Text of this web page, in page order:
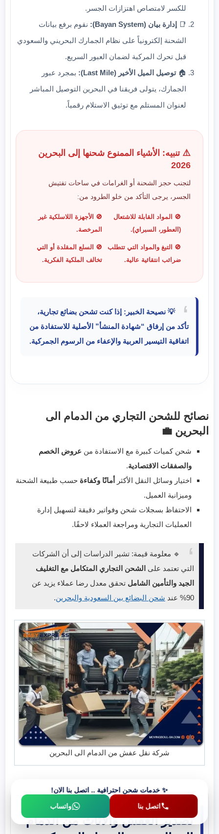
للكسر لامتصاص اهتزازات الجسر.
📑 إدارة بيان (Bayan System):
نقوم برفع بيانات
الشحنة إلكترونياً على نظام الجمارك البحريني والسعودي
قبل تحرك المركبة لضمان العبور السريع.
🏠توصيل الميل الأخير (Last Mile):
بمجرد عبور
الجمارك، يتولى فريقنا في البحرين التوصيل المباشر
لعنوان المستلم مع توثيق الاستلام رقمياً.
⚠️ تنبيه: الأشياء الممنوع شحنها إلى البحرين
2026
لتجنب حجز الشحنة أو الغرامات في ساحات تفتيش
الجسر، يرجى التأكد من خلو الطرود من:
🚫 المواد القابلة للاشتعال
(العطور، السبراي).
🚫 الأجهزة اللاسلكية غير
المرخصة.
🚫 التبغ والمواد التي تتطلب
ضرائب انتقائية عالية.
🚫 السلع المقلدة أو التي
تخالف الملكية الفكرية.
💡 نصيحة الخبير: إذا كنت تشحن بضائع تجارية،
تأكد من إرفاق “شهادة المنشأ” الأصلية للاستفادة من
اتفاقية التيسير العربية والإعفاء من الرسوم الجمركية.
نصائح للشحن التجاري من الدمام الى
البحرين 💼
شحن كميات كبيرة مع الاستفادة من عروض الخصم
والصفقات الاقتصادية.
اختيار وسائل النقل الأكثر أمانًا وكفاءة حسب طبيعة الشحنة
وميزانية العميل.
الاحتفاظ بسجلات شحن وفواتير دقيقة لتسهيل إدارة
العمليات التجارية ومراجعة العملاء لاحقًا.
🔹 معلومة قيمة: تشير الدراسات إلى أن الشركات
التي تعتمد على الشحن التجاري المتكامل مع التغليف
الجيد والتأمين الشامل تحقق معدل رضا عملاء يزيد عن
90% عند
شحن البضائع بين السعودية والبحرين.
شركة نقل عفش من الدمام الى البحرين
تصدير العفش والأثاث من الدمام
✨ خدمات شحن احترافية .. اتصل بنا الان!
اتصل بنا واتساب